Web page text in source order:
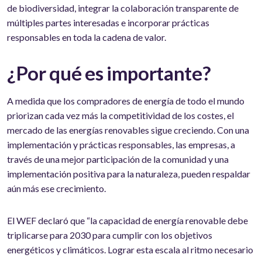
de biodiversidad, integrar la colaboración transparente de
múltiples partes interesadas e incorporar prácticas
responsables en toda la cadena de valor.
¿Por qué es importante?
A medida que los compradores de energía de todo el mundo
priorizan cada vez más la competitividad de los costes, el
mercado de las energías renovables sigue creciendo. Con una
implementación y prácticas responsables, las empresas, a
través de una mejor participación de la comunidad y una
implementación positiva para la naturaleza, pueden respaldar
aún más ese crecimiento.
El WEF declaró que “la capacidad de energía renovable debe
triplicarse para 2030 para cumplir con los objetivos
energéticos y climáticos. Lograr esta escala al ritmo necesario